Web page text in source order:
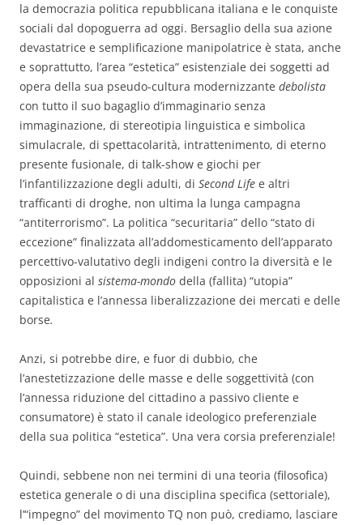
la democrazia politica repubblicana italiana e le conquiste
sociali dal dopoguerra ad oggi. Bersaglio della sua azione
devastatrice e semplificazione manipolatrice è stata, anche
e soprattutto, l’area “estetica” esistenziale dei soggetti ad
opera della sua pseudo-cultura modernizzante debolista
con tutto il suo bagaglio d’immaginario senza
immaginazione, di stereotipia linguistica e simbolica
simulacrale, di spettacolarità, intrattenimento, di eterno
presente fusionale, di talk-show e giochi per
l’infantilizzazione degli adulti, di Second Life e altri
trafficanti di droghe, non ultima la lunga campagna
“antiterrorismo”. La politica “securitaria” dello “stato di
eccezione” finalizzata all’addomesticamento dell’apparato
percettivo-valutativo degli indigeni contro la diversità e le
opposizioni al sistema-mondo della (fallita) “utopia”
capitalistica e l’annessa liberalizzazione dei mercati e delle
borse.
Anzi, si potrebbe dire, e fuor di dubbio, che
l’anestetizzazione delle masse e delle soggettività (con
l’annessa riduzione del cittadino a passivo cliente e
consumatore) è stato il canale ideologico preferenziale
della sua politica “estetica”. Una vera corsia preferenziale!
Quindi, sebbene non nei termini di una teoria (filosofica)
estetica generale o di una disciplina specifica (settoriale),
l’“impegno” del movimento TQ non può, crediamo, lasciare